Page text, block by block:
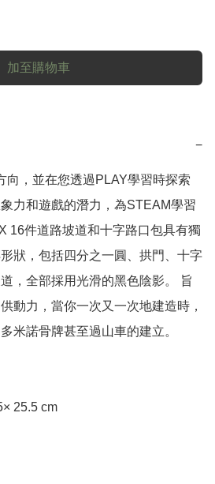
加至購物車
−
向，並在您透過PLAY學習時探索
力和遊戲的潛力，為STEAM學習
16件道路坡道和十字路口包具有獨
狀，包括四分之一圓、拱門、十字
，全部採用光滑的黑色陰影。 旨
動力，當你一次又一次地建造時，
米諾骨牌甚至過山車的建立。
25.5 cm